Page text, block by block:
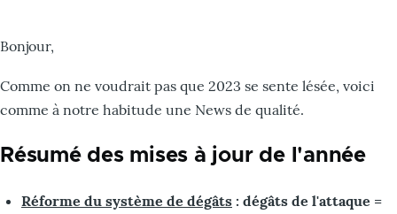
Bonjour,
Comme on ne voudrait pas que 2023 se sente lésée, voici
comme à notre habitude une News de qualité.
Résumé des mises à jour de l'année
Réforme du système de dégâts : dégâts de l'attaque =